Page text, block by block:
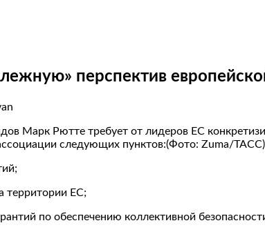
перспектив
Марк Рютте требует от лидеров ЕС
следующих пунктов:(Фото: Zuma/ТАСС)
территории ЕС;
по обеспечению коллективной